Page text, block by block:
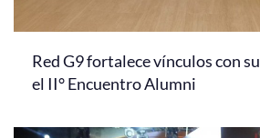
Red G9 fortalece vínculos con
el II° Encuentro Alumni